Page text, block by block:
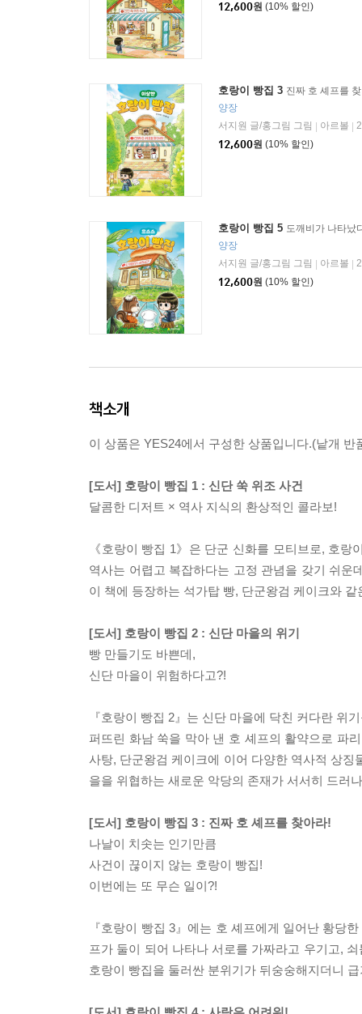
12,600원 (10% 할인)
호랑이 빵집 3 진짜 호 셰프를
양장
서지원 글/홍그림 그림
아르볼
12,600원 (10% 할인)
호랑이 빵집 5 도깨비가 나타났
양장
서지원 글/홍그림 그림
아르볼
12,600원 (10% 할인)
책소개
이 상품은 YES24에서 구성한 상품입니다.(낱개 반
[도서] 호랑이 빵집 1 : 신단 쑥 위조 사건
달콤한 디저트 × 역사 지식의 환상적인 콜라보!
《호랑이 빵집 1》은 단군 신화를 모티브로, 호
역사는 어렵고 복잡하다는 고정 관념을 갖기 쉬
이 책에 등장하는 석가탑 빵, 단군왕검 케이크와
[도서] 호랑이 빵집 2 : 신단 마을의 위기
빵 만들기도 바쁜데,
신단 마을이 위험하다고?!
『호랑이 빵집 2』는 신단 마을에 닥친 커다란 위
퍼뜨린 화남 쑥을 막아 낸 호 셰프의 활약으로 파
사탕, 단군왕검 케이크에 이어 다양한 역사적 상
을을 위협하는 새로운 악당의 존재가 서서히 드러
[도서] 호랑이 빵집 3 : 진짜 호 셰프를 찾아라!
나날이 치솟는 인기만큼
사건이 끊이지 않는 호랑이 빵집!
이번에는 또 무슨 일이?!
『호랑이 빵집 3』에는 호 셰프에게 일어난 황당
프가 둘이 되어 나타나 서로를 가짜라고 우기고,
호랑이 빵집을 둘러싼 분위기가 뒤숭숭해지더니